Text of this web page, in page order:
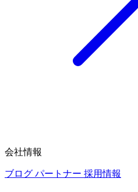
会社情報
ブログ パートナー 採用情報